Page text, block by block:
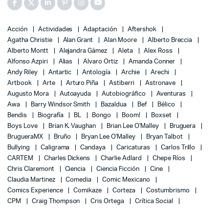
Acción Actividades Adaptación
Aftershok
Agatha Christie
Alan Grant Alan Moore
Alberto Breccia
Alberto Montt
Alejandra Gámez Aleta
Alex Ross
Alfonso Azpiri
Alias Alvaro Ortiz
Amanda Conner
Andy Riley
Antartic Antología Archie
Arechi
Artbook
Arte Arturo Piña Astiberri
Astronave
Augusto Mora
Autoayuda Autobiográfico
Aventuras
Awa
Barry Windsor Smith Bazaldua Bef
Bélico
Bendis
Biografía BL Bongo Boom!
Boxset
Boys Love
Brian K. Vaughan Brian Lee O'Malley
Bruguera
BrugueraMX
Bruño Bryan Lee O'Malley
Bryan Talbot
Bullying
Caligrama Candaya Caricaturas
Carlos Trillo
CARTEM
Charles Dickens Charlie Adlard
Chepe Ríos
Chris Claremont
Ciencia Ciencia Ficción
Cine
Claudia Martinez
Comedia
Comic Mexicano
Comics Experience
Comikaze Corteza
Costumbrismo
CPM
Craig Thompson Cris Ortega
Crítica Social